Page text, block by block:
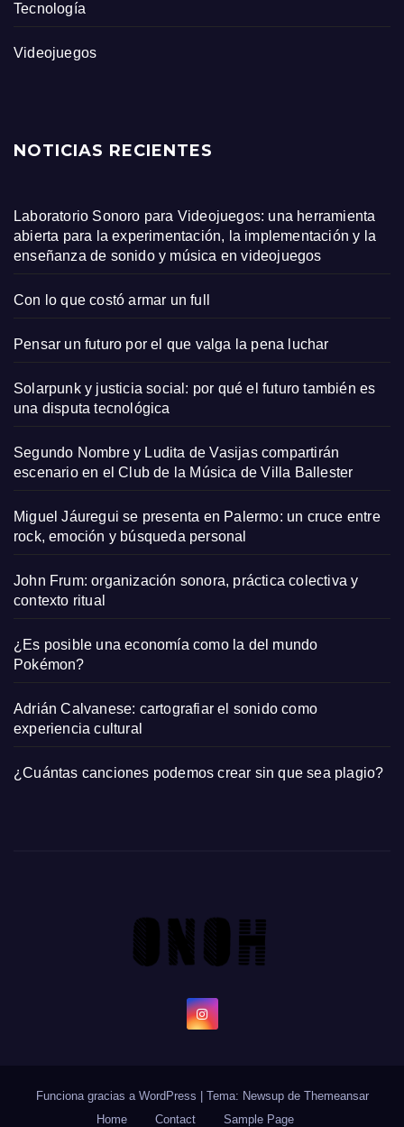
Tecnología
Videojuegos
NOTICIAS RECIENTES
Laboratorio Sonoro para Videojuegos: una herramienta
abierta para la experimentación, la implementación y la
enseñanza de sonido y música en videojuegos
Con lo que costó armar un full
Pensar un futuro por el que valga la pena luchar
Solarpunk y justicia social: por qué el futuro también es
una disputa tecnológica
Segundo Nombre y Ludita de Vasijas compartirán
escenario en el Club de la Música de Villa Ballester
Miguel Jáuregui se presenta en Palermo: un cruce entre
rock, emoción y búsqueda personal
John Frum: organización sonora, práctica colectiva y
contexto ritual
¿Es posible una economía como la del mundo
Pokémon?
Adrián Calvanese: cartografiar el sonido como
experiencia cultural
¿Cuántas canciones podemos crear sin que sea plagio?
Funciona gracias a WordPress | Tema: Newsup de Themeansar
Home
Contact Sample Page